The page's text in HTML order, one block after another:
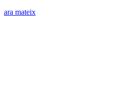
ara mateix